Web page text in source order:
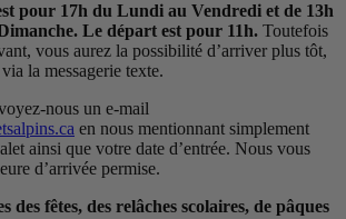
pour 17h du Lundi au Vendredi et de 13h
Le départ est pour 11h. Toutefois
vous aurez la possibilité d’arriver plus tôt,
la messagerie texte.
nous un e-mail
en nous mentionnant simplement
ainsi que votre date d’entrée. Nous vous
d’arrivée permise.
des fêtes, des relâches scolaires, de pâques